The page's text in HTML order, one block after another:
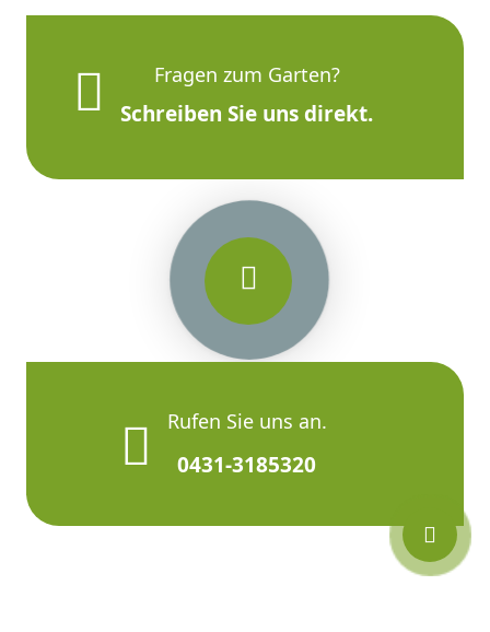
Fragen zum Garten?
Schreiben Sie uns direkt.
Rufen Sie uns an.
0431-3185320